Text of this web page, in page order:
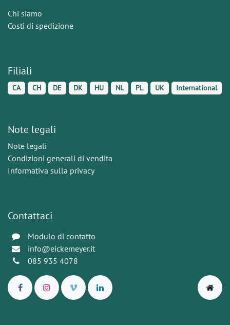
Chi siamo
Costi di spedizione
Filiali
CA CH DE DK HU NL PL UK International
Note legali
Note legali
Condizioni generali di vendita
Informativa sulla privacy
Contattaci
Modulo di contatto
info@eickemeyer.it
085 935 4078